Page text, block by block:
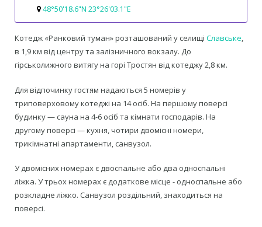
48°50'18.6"N 23°26'03.1"E
Котедж «Ранковий туман» розташований у селищі Славське,
в 1,9 км від центру та залізничного вокзалу. До
гірськолижного витягу на горі Тростян від котеджу 2,8 км.
Для відпочинку гостям надаються 5 номерів у
триповерховому котеджі на 14 осіб. На першому поверсі
будинку — сауна на 4-6 осіб та кімнати господарів. На
другому поверсі — кухня, чотири двомісні номери,
трикімнатні апартаменти, санвузол.
У двомісних номерах є двоспальне або два односпальні
ліжка. У трьох номерах є додаткове місце - односпальне або
розкладне ліжко. Санвузол роздільний, знаходиться на
поверсі.